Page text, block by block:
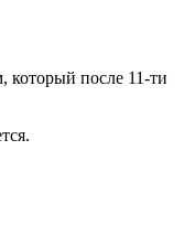
который после 11-ти